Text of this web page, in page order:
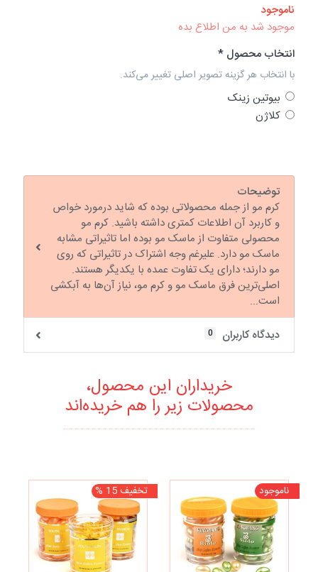
ناموجود
موجود شد به من اطلاع بده
انتخاب محصول
با انتخاب هر گزینه تصویر اصلی تغییر می‌کند.
بیوتین زینک
کلاژن
توضیحات
کرم مو از جمله محصولاتی بوده که شاید درمورد خواص
و کاربرد آن اطلاعات کمتری داشته باشید. کرم مو
محصولی متفاوت از ماسک مو بوده اما تاثیراتی مشابه
ماسک مو دارد. علیرغم وجه اشتراک در تاثیراتی که روی
مو دارند؛ دارای یک تفاوت عمده با یکدیگر هستند.
اصلی‌ترین فرق ماسک مو و کرم مو، نیاز آن‌ها به آبکشی
است...
دیدگاه کاربران
0
خریداران این محصول،
محصولات زیر را هم خریده‌اند
ناموجود تخفیف 15 %